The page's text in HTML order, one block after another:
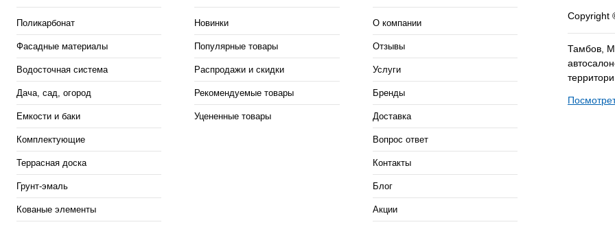
Поликарбонат
Фасадные материалы
Водосточная система
Дача, сад, огород
Емкости и баки
Комплектующие
Террасная доска
Грунт-эмаль
Кованые элементы
Новинки
Популярные товары
Распродажи и скидки
Рекомендуемые товары
Уцененные товары
О компании
Отзывы
Услуги
Бренды
Доставка
Вопрос ответ
Контакты
Блог
Акции
Copyright
Тамбов,